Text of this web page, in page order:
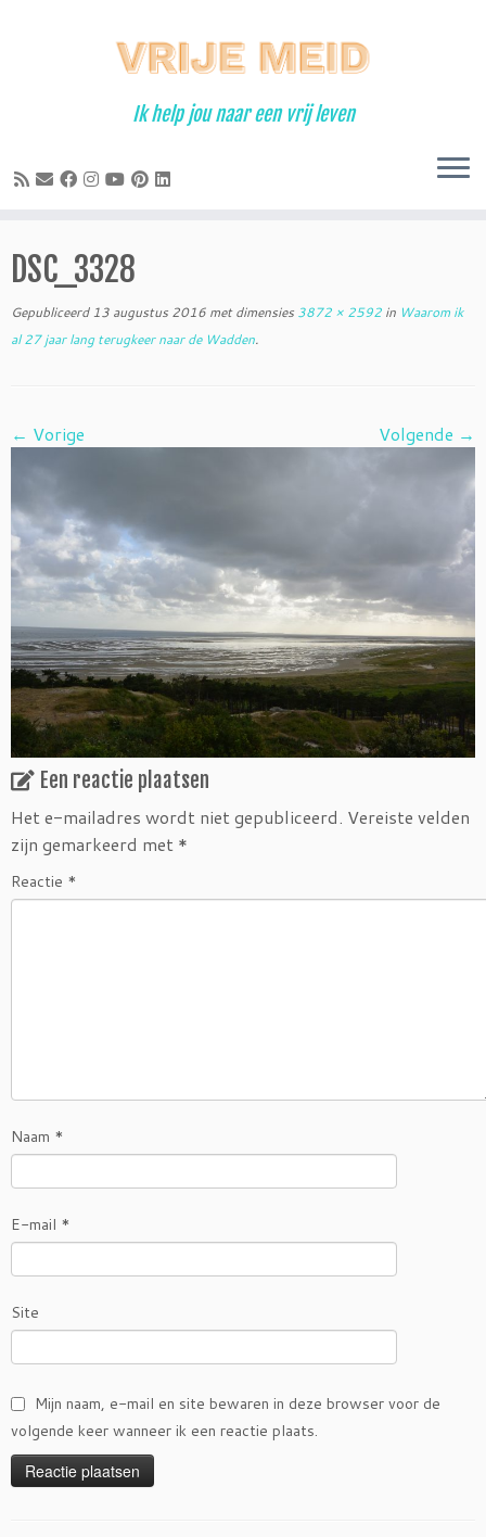
Ik help jou naar een vrij leven
DSC_3328
Gepubliceerd 13 augustus 2016 met dimensies 3872 × 2592 in Waarom ik
al 27 jaar lang terugkeer naar de Wadden.
← Vorige Volgende →
Een reactie plaatsen
Het e-mailadres wordt niet gepubliceerd. Vereiste velden
zijn gemarkeerd met *
Reactie *
Naam *
E-mail *
Site
Mijn naam, e-mail en site bewaren in deze browser voor de
volgende keer wanneer ik een reactie plaats.